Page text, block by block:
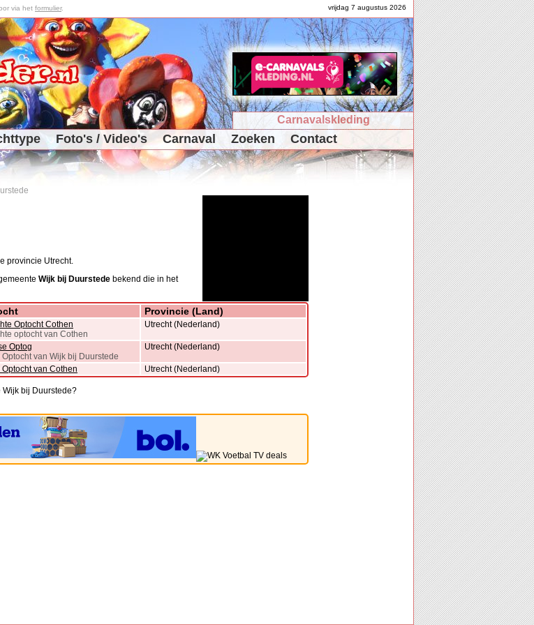
vrijdag 7 augustus 2026
via het formulier.
Carnavalskleding
Foto's / Video's Carnaval Zoeken Contact
provincie Utrecht.
Wijk bij Duurstede bekend die in het
Provincie (Land)
Optocht Cothen
optocht van Cothen
Utrecht (Nederland)
Optog
Optocht van Wijk bij Duurstede
Utrecht (Nederland)
Optocht van Cothen Utrecht (Nederland)
Wijk bij Duurstede?